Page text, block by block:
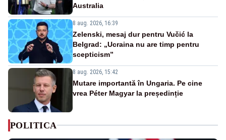
Australia
8 aug. 2026, 16:39
Zelenski, mesaj dur pentru Vučić la
Belgrad: „Ucraina nu are timp pentru
scepticism”
8 aug. 2026, 15:42
Mutare importantă în Ungaria. Pe cine
vrea Péter Magyar la președinție
POLITICA